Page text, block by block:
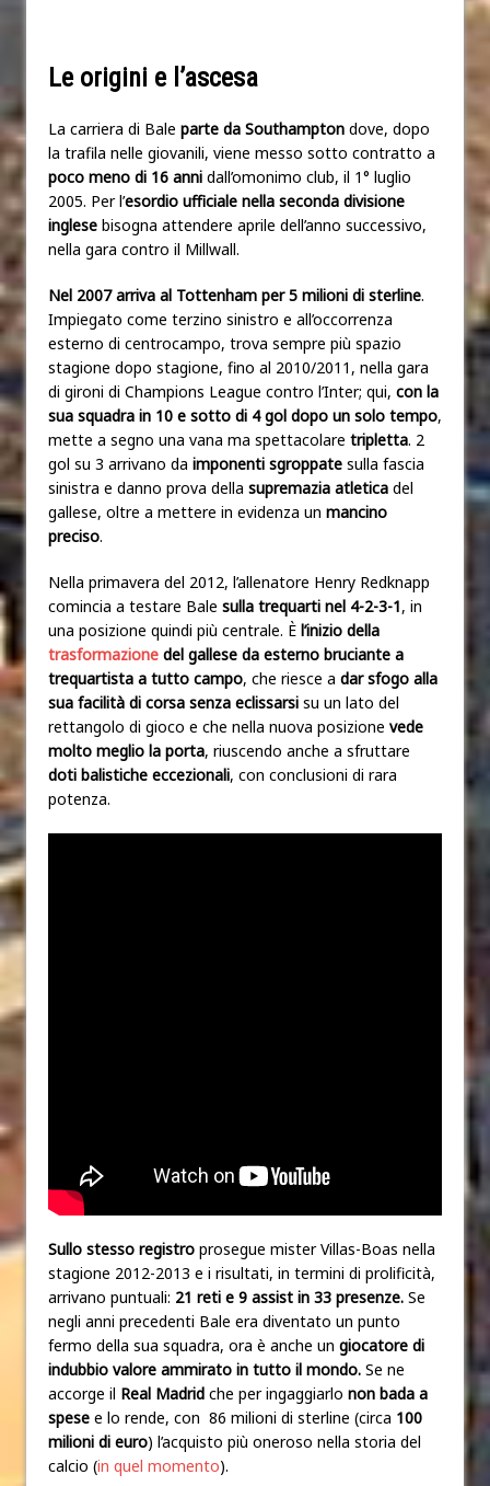
Le origini e l’ascesa
La carriera di Bale parte da Southampton dove, dopo
la trafila nelle giovanili, viene messo sotto contratto a
poco meno di 16 anni dall’omonimo club, il 1° luglio
2005. Per l’esordio ufficiale nella seconda divisione
inglese bisogna attendere aprile dell’anno successivo,
nella gara contro il Millwall.
Nel 2007 arriva al Tottenham per 5 milioni di sterline.
Impiegato come terzino sinistro e all’occorrenza
esterno di centrocampo, trova sempre più spazio
stagione dopo stagione, fino al 2010/2011, nella gara
di gironi di Champions League contro l’Inter; qui, con la
sua squadra in 10 e sotto di 4 gol dopo un solo tempo,
mette a segno una vana ma spettacolare tripletta. 2
gol su 3 arrivano da imponenti sgroppate sulla fascia
sinistra e danno prova della supremazia atletica del
gallese, oltre a mettere in evidenza un mancino
preciso.
Nella primavera del 2012, l’allenatore Henry Redknapp
comincia a testare Bale sulla trequarti nel 4-2-3-1, in
una posizione quindi più centrale. È l’inizio della
trasformazione del gallese da esterno bruciante a
trequartista a tutto campo, che riesce a dar sfogo alla
sua facilità di corsa senza eclissarsi su un lato del
rettangolo di gioco e che nella nuova posizione vede
molto meglio la porta, riuscendo anche a sfruttare
doti balistiche eccezionali, con conclusioni di rara
potenza.
Sullo stesso registro prosegue mister Villas-Boas nella
stagione 2012-2013 e i risultati, in termini di prolificità,
arrivano puntuali: 21 reti e 9 assist in 33 presenze. Se
negli anni precedenti Bale era diventato un punto
fermo della sua squadra, ora è anche un giocatore di
indubbio valore ammirato in tutto il mondo. Se ne
accorge il Real Madrid che per ingaggiarlo non bada a
spese e lo rende, con 86 milioni di sterline (circa 100
milioni di euro) l’acquisto più oneroso nella storia del
calcio (in quel momento).